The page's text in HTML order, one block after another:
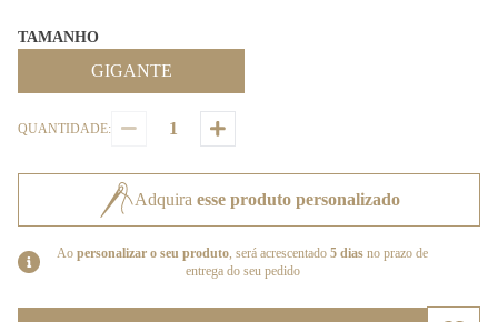
TAMANHO
GIGANTE
QUANTIDADE:
Adquira esse produto personalizado
Ao personalizar o seu produto, será acrescentado 5 dias no prazo de
entrega do seu pedido